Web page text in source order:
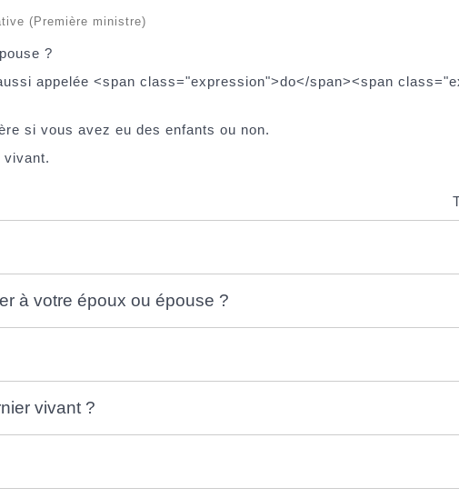
(Première ministre)
?
appelée <span class="expression">do</span><span
si vous avez eu des enfants ou non.
vivant.
à votre époux ou épouse ?
vivant ?